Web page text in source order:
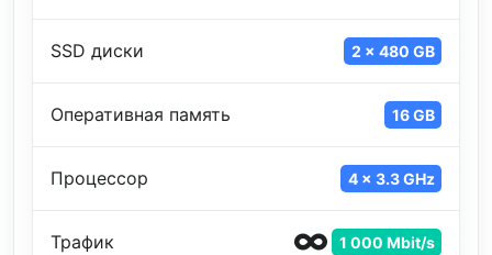
SSD диски 2 x 480 GB
Оперативная память 16 GB
Процессор 4 x 3.3 GHz
Трафик 1 000 Mbit/s